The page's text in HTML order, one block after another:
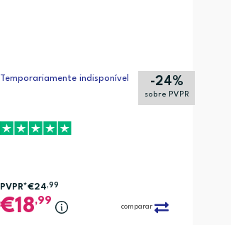
Temporariamente indisponível -24%
sobre PVPR
PVPR*€24,99
18,99
comparar